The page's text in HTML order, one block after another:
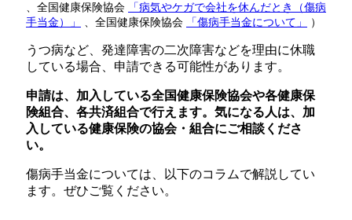
、全国健康保険協会
「病気やケガで会社を休んだとき（傷病
手当金）」
、全国健康保険協会 「傷病手当金について」 ）
うつ病など、発達障害の二次障害などを理由に休職
している場合、申請できる可能性があります。
申請は、加入している全国健康保険協会や各健康保
険組合、各共済組合で行えます。気になる人は、加
入している健康保険の協会・組合にご相談くださ
い。
傷病手当金については、以下のコラムで解説してい
ます。ぜひご覧ください。